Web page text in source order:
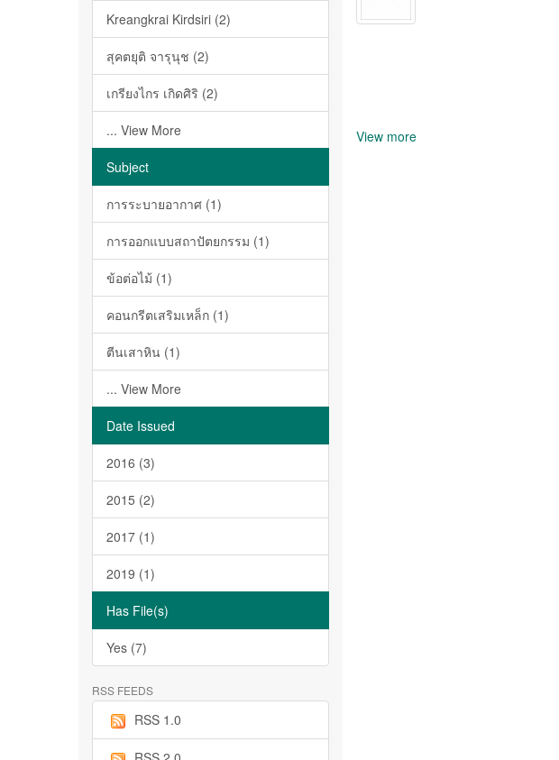
Kreangkrai Kirdsiri (2)
สุคตยุติ จารุนุช (2)
เกรียงไกร เกิดศิริ (2)
... View More
Subject
การระบายอากาศ (1)
การออกแบบสถาปัตยกรรม (1)
ข้อต่อไม้ (1)
คอนกรีตเสริมเหล็ก (1)
ตีนเสาหิน (1)
... View More
Date Issued
2016 (3)
2015 (2)
2017 (1)
2019 (1)
Has File(s)
Yes (7)
RSS FEEDS
RSS 1.0
View more